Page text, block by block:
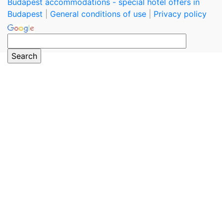
Budapest
General conditions of use Privacy policy